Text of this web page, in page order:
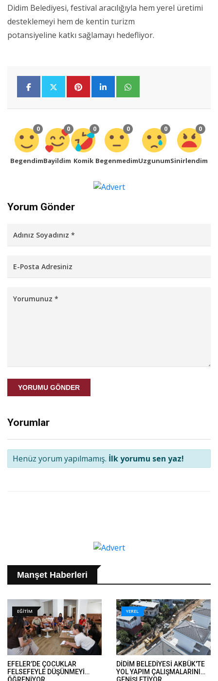
Didim Belediyesi, festival aracılığıyla hem yerel üretimi
desteklemeyi hem de kentin turizm
potansiyeline katkı sağlamayı hedefliyor.
0
Begendim
0
Bayildim
0
Komik
0
Begenmedim
0
Uzgunum
0
Sinirlendim
Yorum Gönder
YORUMU GÖNDER
Yorumlar
Henüz yorum yapılmamış. İlk yorumu sen yaz!
Manşet Haberleri
EĞİTİM
EFELER’DE ÇOCUKLAR
FELSEFEYLE DÜŞÜNMEYİ
YEREL
DİDİM BELEDİYESİ AKBÜK'TE
YOL YAPIM ÇALIŞMALARINI